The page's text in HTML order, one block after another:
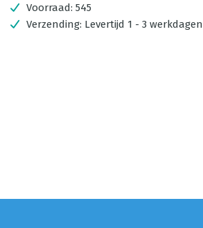
Voorraad: 545
Verzending: Levertijd 1 - 3 werkdagen